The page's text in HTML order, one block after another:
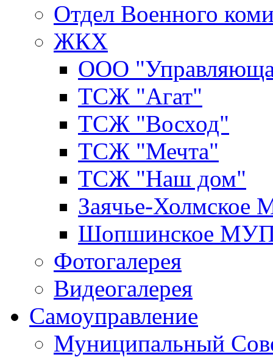
Отдел Военного
ЖКХ
ООО
ТСЖ "Агат"
ТСЖ "Восход"
ТСЖ "Мечта"
ТСЖ "Наш дом"
Заячье-
Шопшинское
Фотогалерея
Видеогалерея
Самоуправление
Муниципальный